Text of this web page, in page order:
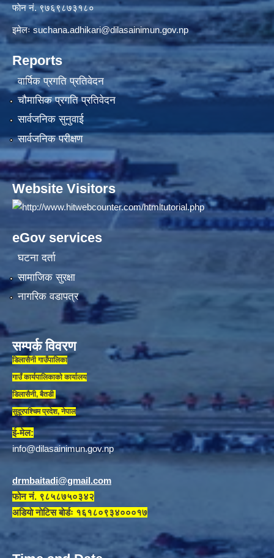
फाेन नं. ९७६९८७३१८०
इमेलःsuchana.adhikari@dilasainimun.gov.np
Reports
वार्षिक प्रगति प्रतिवेदन
चौमासिक प्रगति प्रतिवेदन
सार्वजनिक सुनुवाई
सार्वजनिक परीक्षण
Website Visitors
eGov services
घटना दर्ता
सामाजिक सुरक्षा
नागरिक वडापत्र
सम्पर्क विवरण
डिलासैनी गाउँपालिका
गाउँ कार्यपालिकाकाे कार्यालय
डिलासैनी, बैतडी
सुदूरपश्चिम प्रदेश, नेपाल
ई-मेल:
info@dilasainimun.gov.np
drmbaitadi@gmail.com
फोन नं. ९८५८७५०३४२
अडियाे नाेटिस बाेर्डः १६१८०९३४०००१७